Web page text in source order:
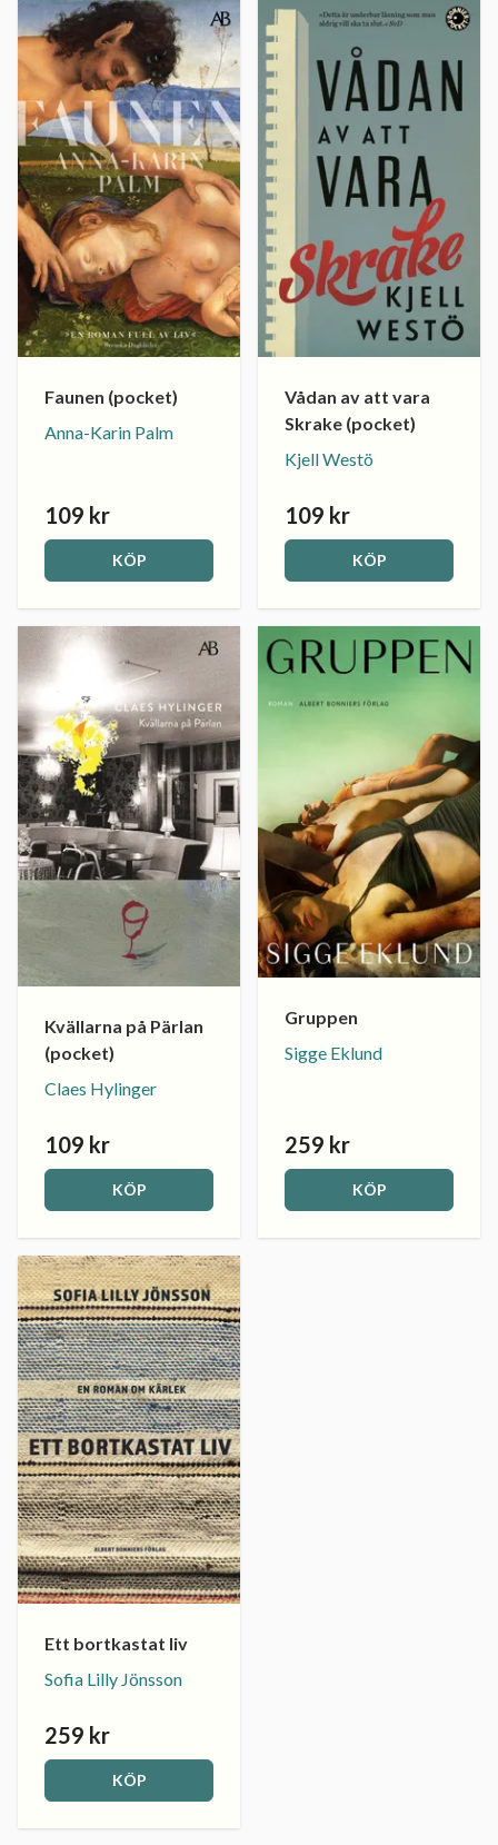
Faunen (pocket)
Anna-Karin Palm
109 kr
KÖP
Vådan av att vara
Skrake (pocket)
Kjell Westö
109 kr
KÖP
Kvällarna på Pärlan
(pocket)
Claes Hylinger
109 kr
KÖP
Gruppen
Sigge Eklund
259 kr
KÖP
Ett bortkastat liv
Sofia Lilly Jönsson
259 kr
KÖP